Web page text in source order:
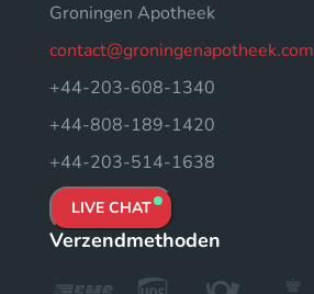
Groningen Apotheek
contact@groningenapotheek.com
+44-203-608-1340
+44-808-189-1420
+44-203-514-1638
LIVE CHAT
Verzendmethoden